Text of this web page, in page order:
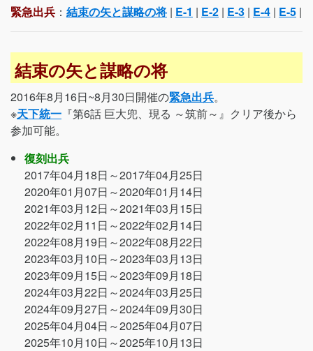
緊急出兵 ： 結束の矢と謀略の将 | E-1 | E-2 | E-3 | E-4 | E-5 |
結束の矢と謀略の将
2016年8月16日~8月30日開催の緊急出兵。
※天下統一 『第6話 巨大兜、現る ～筑前～』クリア後から
参加可能。
復刻出兵
2017年04月18日～2017年04月25日
2020年01月07日～2020年01月14日
2021年03月12日～2021年03月15日
2022年02月11日～2022年02月14日
2022年08月19日～2022年08月22日
2023年03月10日～2023年03月13日
2023年09月15日～2023年09月18日
2024年03月22日～2024年03月25日
2024年09月27日～2024年09月30日
2025年04月04日～2025年04月07日
2025年10月10日～2025年10月13日